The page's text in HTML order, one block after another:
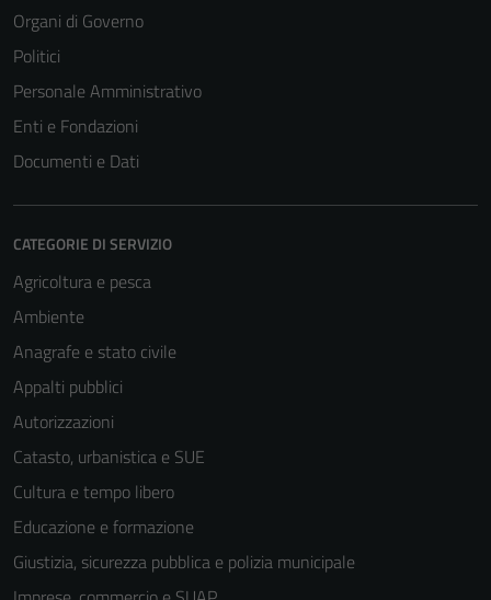
Organi di Governo
Politici
Personale Amministrativo
Enti e Fondazioni
Documenti e Dati
CATEGORIE DI SERVIZIO
Agricoltura e pesca
Ambiente
Anagrafe e stato civile
Appalti pubblici
Autorizzazioni
Catasto, urbanistica e SUE
Cultura e tempo libero
Educazione e formazione
Giustizia, sicurezza pubblica e polizia municipale